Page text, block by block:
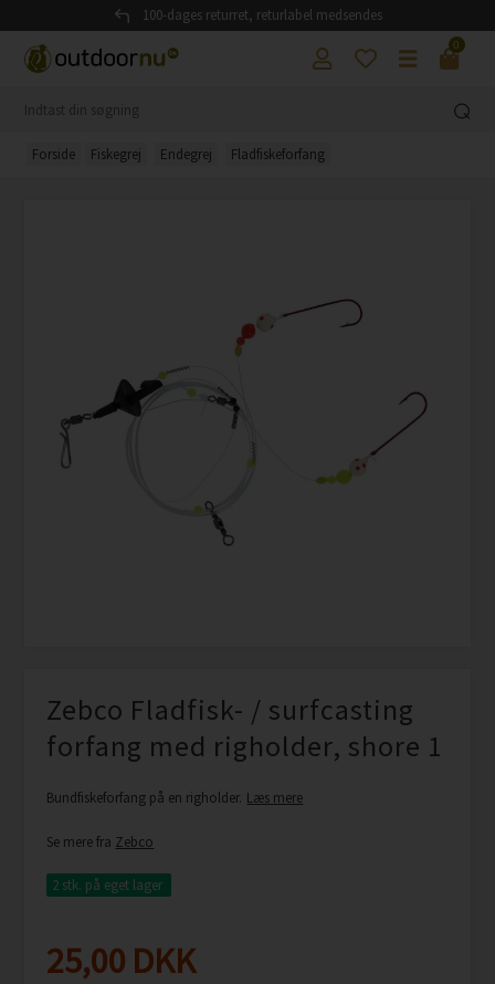
100-dages returret, returlabel medsendes
0
Forside Fiskegrej Endegrej Fladfiskeforfang
Zebco Fladfisk- / surfcasting
forfang med righolder, shore 1
Bundfiskeforfang på en righolder. Læs mere
Se mere fra Zebco
2 stk. på eget lager
25,00 DKK